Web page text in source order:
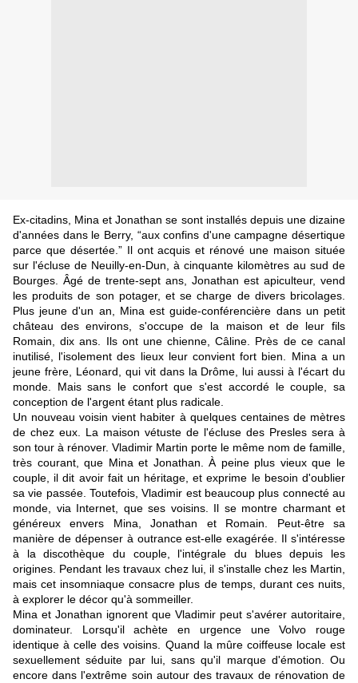
Ex-citadins, Mina et Jonathan se sont installés depuis une dizaine
d'années dans le Berry, “aux confins d'une campagne désertique
parce que désertée.” Il ont acquis et rénové une maison située
sur l'écluse de Neuilly-en-Dun, à cinquante kilomètres au sud de
Bourges. Âgé de trente-sept ans, Jonathan est apiculteur, vend
les produits de son potager, et se charge de divers bricolages.
Plus jeune d'un an, Mina est guide-conférencière dans un petit
château des environs, s'occupe de la maison et de leur fils
Romain, dix ans. Ils ont une chienne, Câline. Près de ce canal
inutilisé, l'isolement des lieux leur convient fort bien. Mina a un
jeune frère, Léonard, qui vit dans la Drôme, lui aussi à l'écart du
monde. Mais sans le confort que s'est accordé le couple, sa
conception de l'argent étant plus radicale.
Un nouveau voisin vient habiter à quelques centaines de mètres
de chez eux. La maison vétuste de l'écluse des Presles sera à
son tour à rénover. Vladimir Martin porte le même nom de famille,
très courant, que Mina et Jonathan. À peine plus vieux que le
couple, il dit avoir fait un héritage, et exprime le besoin d'oublier
sa vie passée. Toutefois, Vladimir est beaucoup plus connecté au
monde, via Internet, que ses voisins. Il se montre charmant et
généreux envers Mina, Jonathan et Romain. Peut-être sa
manière de dépenser à outrance est-elle exagérée. Il s'intéresse
à la discothèque du couple, l'intégrale du blues depuis les
origines. Pendant les travaux chez lui, il s'installe chez les Martin,
mais cet insomniaque consacre plus de temps, durant ces nuits,
à explorer le décor qu'à sommeiller.
Mina et Jonathan ignorent que Vladimir peut s'avérer autoritaire,
dominateur. Lorsqu'il achète en urgence une Volvo rouge
identique à celle des voisins. Quand la mûre coiffeuse locale est
sexuellement séduite par lui, sans qu'il marque d'émotion. Ou
encore dans l'extrême soin autour des travaux de rénovation de